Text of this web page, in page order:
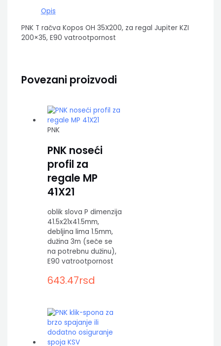
Opis
PNK T račva Kopos OH 35X200, za regal Jupiter KZI
200×35, E90 vatrootpornost
Povezani proizvodi
PNK
PNK noseći
profil za
regale MP
41X21
oblik slova P dimenzija
41.5x21x41.5mm,
debljina lima 1.5mm,
dužina 3m (seče se
na potrebnu dužinu),
E90 vatrootpornost
643.47rsd